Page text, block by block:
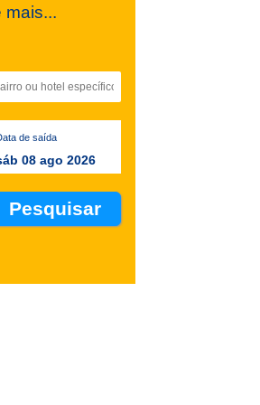
mais...
Data de saída
08 ago 2026